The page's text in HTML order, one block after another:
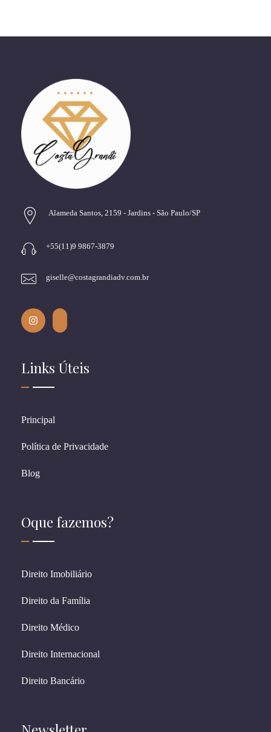
Alameda Santos, 2159 - Jardins - São Paulo/SP
+55(11)9 9867-3879
giselle@costagrandiadv.com.br
Links Úteis
Principal
Política de Privacidade
Blog
Oque fazemos?
Direito Imobiliário
Direito da Família
Direito Médico
Direito Internacional
Direito Bancário